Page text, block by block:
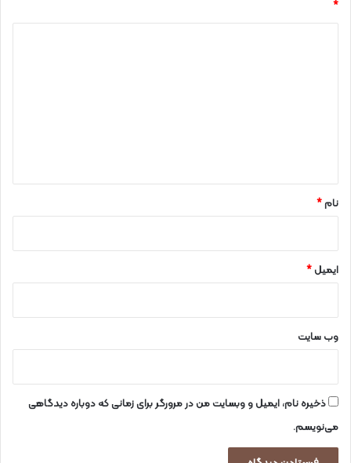
*
نام*
ایمیل*
وب‌ سایت
ذخیره نام، ایمیل و وبسایت من در مرورگر برای زمانی که دوباره دیدگاهی
می‌نویسم.